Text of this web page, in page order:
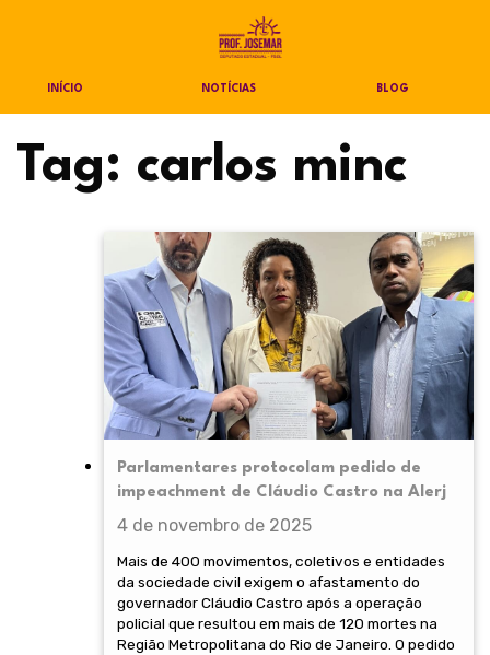
INÍCIO NOTÍCIAS BLOG
Tag: carlos minc
Parlamentares protocolam pedido de
impeachment de Cláudio Castro na Alerj
4 de novembro de 2025
Mais de 400 movimentos, coletivos e entidades
da sociedade civil exigem o afastamento do
governador Cláudio Castro após a operação
policial que resultou em mais de 120 mortes na
Região Metropolitana do Rio de Janeiro. O pedido